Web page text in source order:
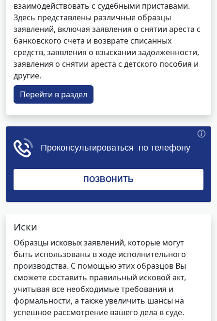
взаимодействовать с судебными приставами.
Здесь представлены различные образцы
заявлений, включая заявления о снятии ареста с
банковского счета и возврате списанных
средств, заявления о взыскании задолженности,
заявления о снятии ареста с детского пособия и
другие.
Перейти в раздел
Иски
Образцы исковых заявлений, которые могут
быть использованы в ходе исполнительного
производства. С помощью этих образцов Вы
сможете составить правильный исковой акт,
учитывая все необходимые требования и
формальности, а также увеличить шансы на
успешное рассмотрение вашего дела в суде.